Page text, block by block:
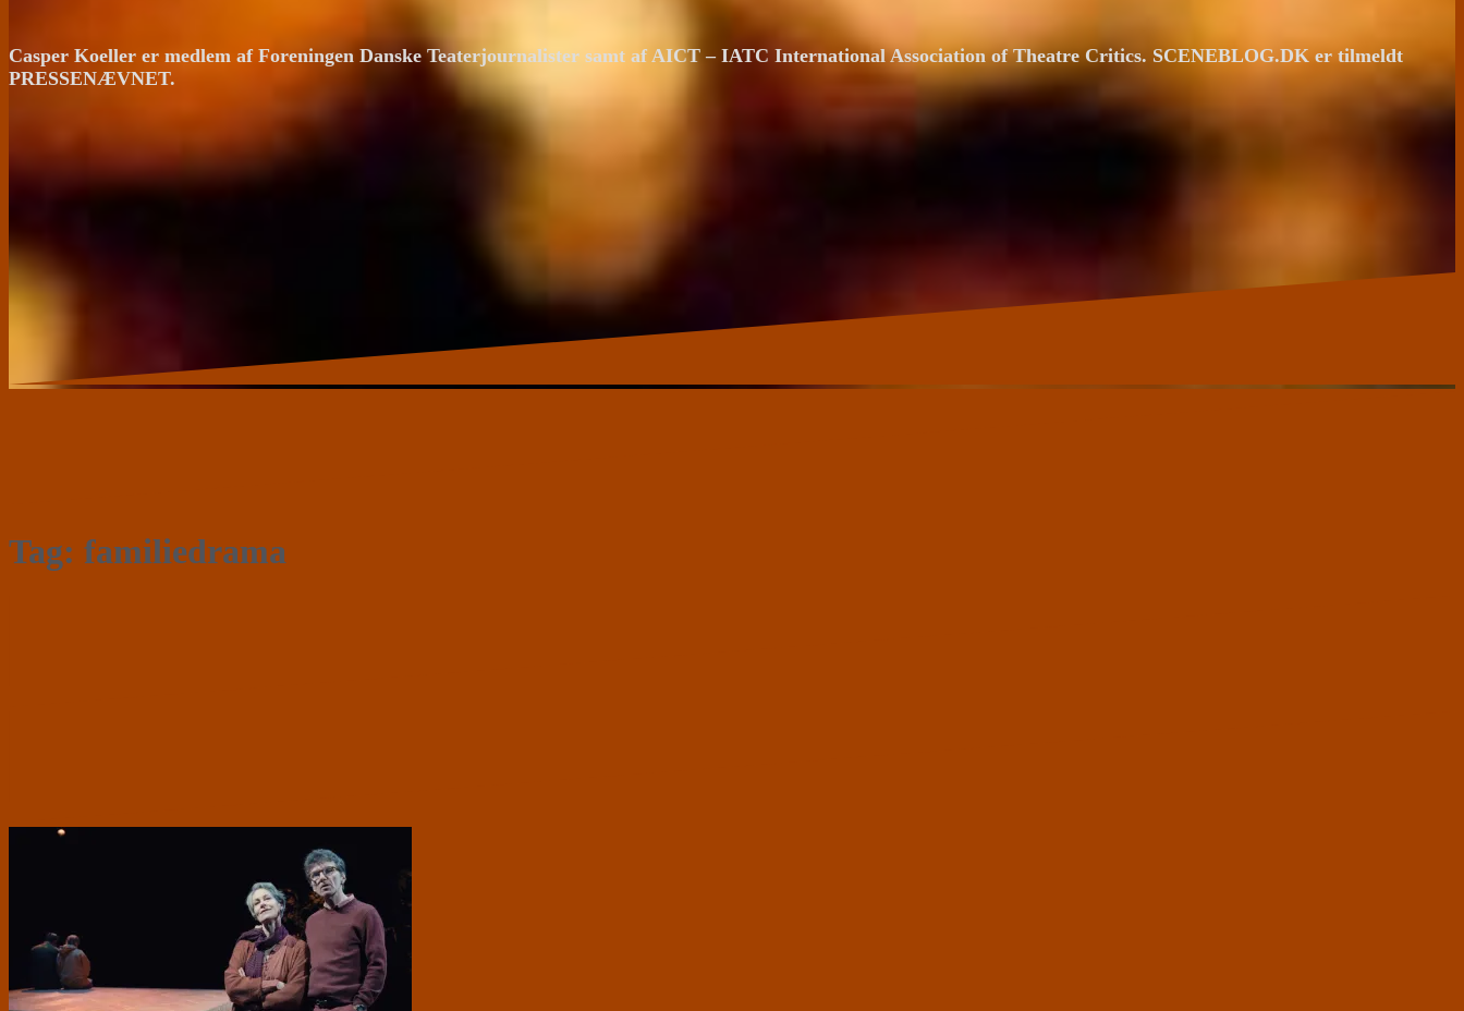
Casper Koeller er medlem af Foreningen Danske Teaterjournalister samt af AICT – IATC International Association of Theatre Critics. SCENEBLOG.DK er tilmeldt
PRESSENÆVNET.
Tag: familiedrama